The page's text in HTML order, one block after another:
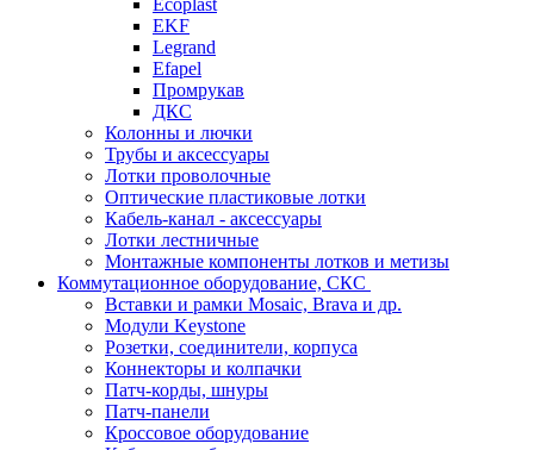
Ecoplast
EKF
Legrand
Efapel
Промрукав
ДКС
Колонны и лючки
Трубы и аксессуары
Лотки проволочные
Оптические пластиковые лотки
Кабель-канал - аксессуары
Лотки лестничные
Монтажные компоненты лотков и метизы
Коммутационное оборудование, СКС
Вставки и рамки Mosaic, Brava и др.
Модули Keystone
Розетки, соединители, корпуса
Коннекторы и колпачки
Патч-корды, шнуры
Патч-панели
Кроссовое оборудование